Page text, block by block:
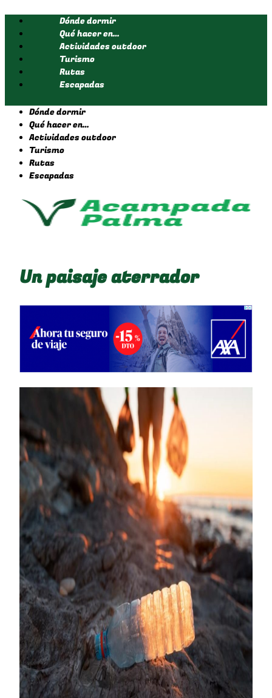
contenido
Dónde dormir
Qué hacer en…
Actividades outdoor
Turismo
Rutas
Escapadas
Dónde dormir
Qué hacer en…
Actividades outdoor
Turismo
Rutas
Escapadas
Un paisaje aterrador